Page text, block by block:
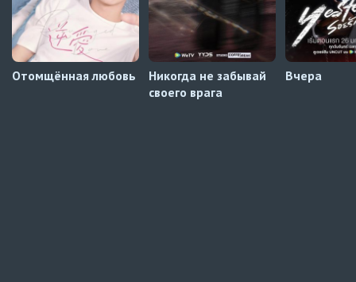
Отомщённая любовь
Никогда не забывай
своего врага
Вчера